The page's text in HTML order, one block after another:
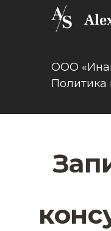
ООО
Политика